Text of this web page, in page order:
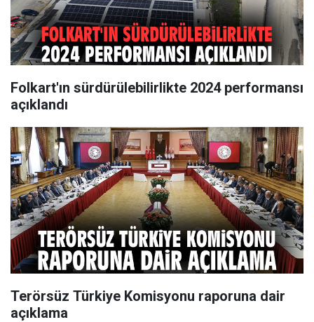
Folkart'ın sürdürülebilirlikte 2024 performansı
açıklandı
Terörsüz Türkiye Komisyonu raporuna dair
açıklama